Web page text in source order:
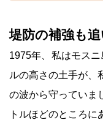
堤防の補強も
1975年、私はモス
ルの高さの土手が、
の波から守っていま
トルほどのところに